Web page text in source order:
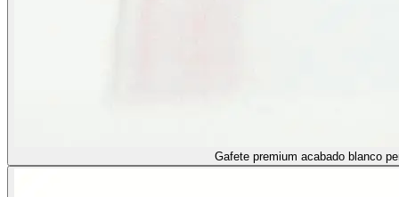
Gafete premium acabado blanco